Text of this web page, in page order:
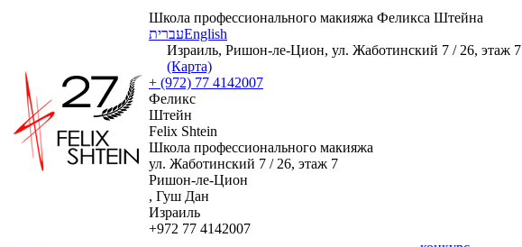
Школа профессионального макияжа Феликса Штейна
עבריתEnglish
Израиль, Ришон-ле-Цион, ул. Жаботинский 7 / 26, этаж 7
(Карта)
+ (972) 77 4142007
Феликс
Штейн
Felix Shtein
Школа профессионального макияжа
ул. Жаботинский 7 / 26, этаж 7
Ришон-ле-Цион
, Гуш Дан
Израиль
+972 77 4142007